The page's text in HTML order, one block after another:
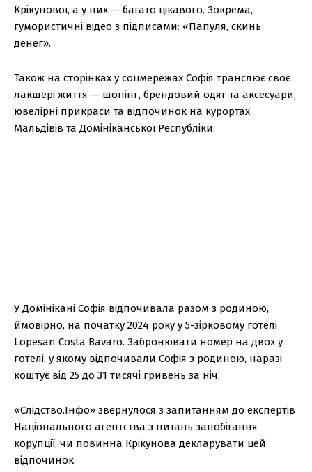
Крікунової, а у них — багато цікавого. Зокрема,
гумористичні відео з підписами: «Папуля, скинь
денег».
Також на сторінках у соцмережах Софія транслює своє
лакшері життя — шопінг, брендовий одяг та аксесуари,
ювелірні прикраси та відпочинок на курортах
Мальдівів та Домініканської Республіки.
У Домінікані Софія відпочивала разом з родиною,
ймовірно, на початку 2024 року у 5-зірковому готелі
Lopesan Costa Bavaro. Забронювати номер на двох у
готелі, у якому відпочивали Софія з родиною, наразі
коштує від 25 до 31 тисячі гривень за ніч.
«Слідство.Інфо» звернулося з запитанням до експертів
Національного агентства з питань запобігання
корупції, чи повинна Крікунова декларувати цей
відпочинок.